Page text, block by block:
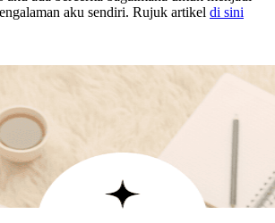
aku sendiri. Rujuk artikel di sini